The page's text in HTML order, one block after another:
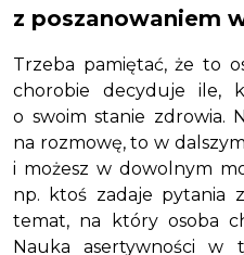
z poszanowaniem
Trzeba pamiętać, że to
chorobie decyduje ile,
o swoim stanie zdrowia.
na rozmowę, to w
i możesz w dowolnym
np. ktoś zadaje pytania
temat, na który osoba
Nauka asertywności w